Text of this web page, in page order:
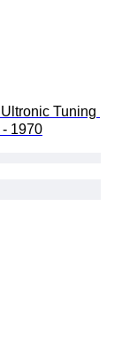
Tuning
- 1970